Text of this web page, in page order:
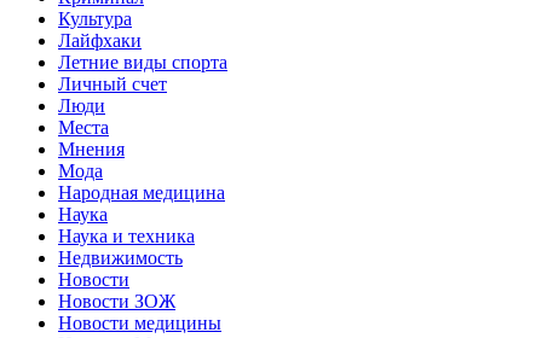
Культура
Лайфхаки
Летние виды спорта
Личный счет
Люди
Места
Мнения
Мода
Народная медицина
Наука
Наука и техника
Недвижимость
Новости
Новости ЗОЖ
Новости медицины